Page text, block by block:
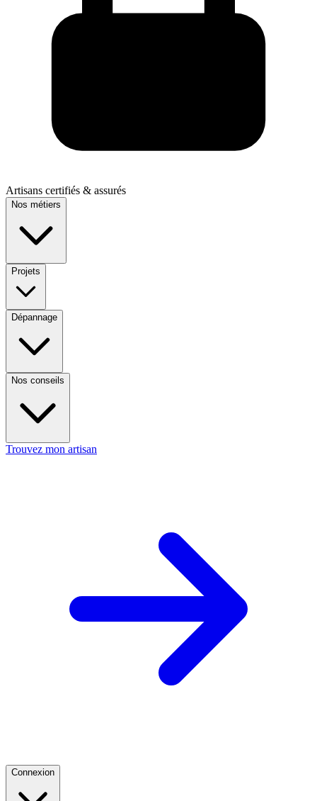
Artisans certifiés & assurés
Nos métiers
Projets
Dépannage
Nos conseils
Trouvez mon artisan
Connexion